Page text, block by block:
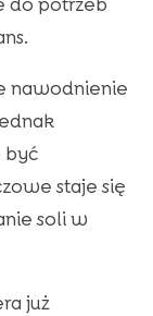
nawodnienie
być
staje się
soli w
już